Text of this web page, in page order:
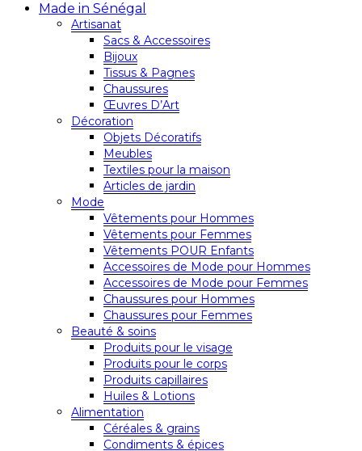
Made in Sénégal
Artisanat
Sacs & Accessoires
Bijoux
Tissus & Pagnes
Chaussures
Œuvres D’Art
Décoration
Objets Décoratifs
Meubles
Textiles pour la maison
Articles de jardin
Mode
Vêtements pour Hommes
Vêtements pour Femmes
Vêtements POUR Enfants
Accessoires de Mode pour Hommes
Accessoires de Mode pour Femmes
Chaussures pour Hommes
Chaussures pour Femmes
Beauté & soins
Produits pour le visage
Produits pour le corps
Produits capillaires
Huiles & Lotions
Alimentation
Céréales & grains
Condiments & épices